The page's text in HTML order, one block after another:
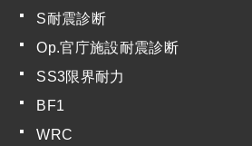
S耐震診断
Op.官庁施設耐震診断
SS3限界耐力
BF1
WRC